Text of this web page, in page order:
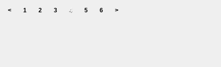
< 1 2 3 4 5 6 >